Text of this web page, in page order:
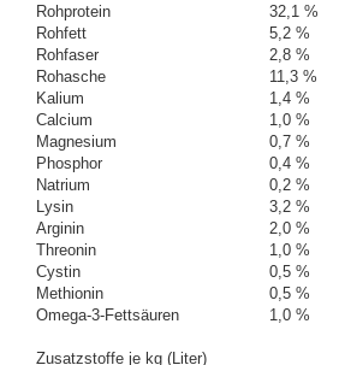
Rohprotein
32,1 %
Rohfett
5,2 %
Rohfaser
2,8 %
Rohasche
11,3 %
Kalium
1,4 %
Calcium
1,0 %
Magnesium
0,7 %
Phosphor
0,4 %
Natrium
0,2 %
Lysin
3,2 %
Arginin
2,0 %
Threonin
1,0 %
Cystin
0,5 %
Methionin
0,5 %
Omega-3-Fettsäuren
1,0 %
Zusatzstoffe je kg (Liter)